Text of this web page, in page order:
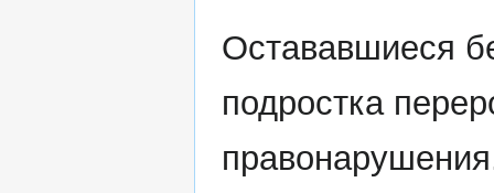
Остававшиеся
подростка